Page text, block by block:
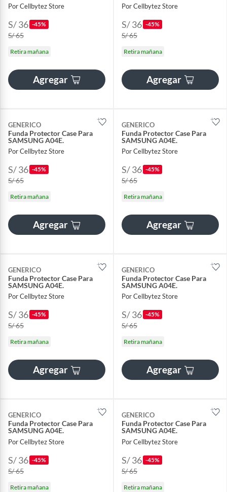
Por Cellbytez Store
S/ 36 -45%
S/ 65
Retira mañana
Agregar
Por Cellbytez Store
S/ 36 -45%
S/ 65
Retira mañana
Agregar
GENERICO
Funda Protector Case Para
SAMSUNG A04E.
Por Cellbytez Store
S/ 36 -45%
S/ 65
Retira mañana
Agregar
GENERICO
Funda Protector Case Para
SAMSUNG A04E.
Por Cellbytez Store
S/ 36 -45%
S/ 65
Retira mañana
Agregar
GENERICO
Funda Protector Case Para
SAMSUNG A04E.
Por Cellbytez Store
S/ 36 -45%
S/ 65
Retira mañana
Agregar
GENERICO
Funda Protector Case Para
SAMSUNG A04E.
Por Cellbytez Store
S/ 36 -45%
S/ 65
Retira mañana
Agregar
GENERICO
Funda Protector Case Para
SAMSUNG A04E.
Por Cellbytez Store
S/ 36 -45%
S/ 65
Retira mañana
GENERICO
Funda Protector Case Para
SAMSUNG A04E.
Por Cellbytez Store
S/ 36 -45%
S/ 65
Retira mañana